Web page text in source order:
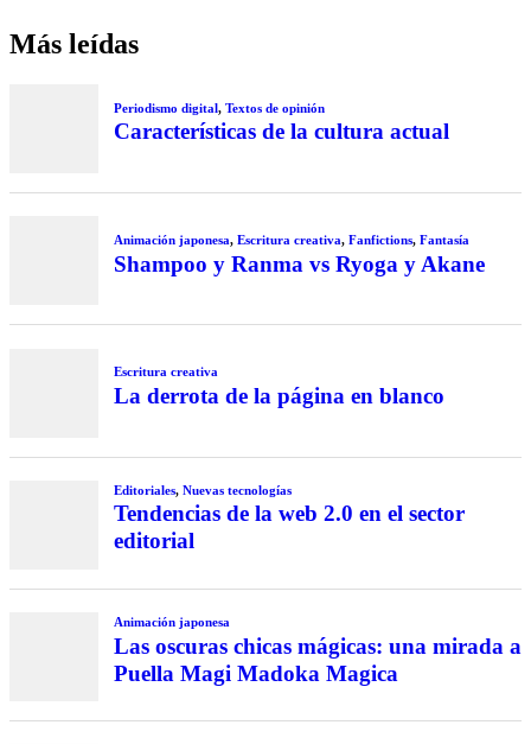
Más leídas
Periodismo digital, Textos de opinión
Características de la cultura actual
Animación japonesa, Escritura creativa, Fanfictions, Fantasía
Shampoo y Ranma vs Ryoga y Akane
Escritura creativa
La derrota de la página en blanco
Editoriales, Nuevas tecnologías
Tendencias de la web 2.0 en el sector
editorial
Animación japonesa
Las oscuras chicas mágicas: una mirada a
Puella Magi Madoka Magica